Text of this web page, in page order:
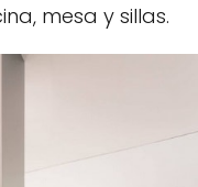
mesa y sillas.